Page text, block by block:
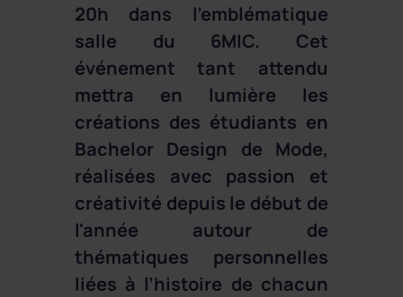
20h dans l'emblématique
salle du 6MIC. Cet
événement tant attendu
mettra en lumière les
créations des étudiants en
Bachelor Design de Mode,
réalisées avec passion et
créativité depuis le début de
l'année autour de
thématiques personnelles
liées à l’histoire de chacun